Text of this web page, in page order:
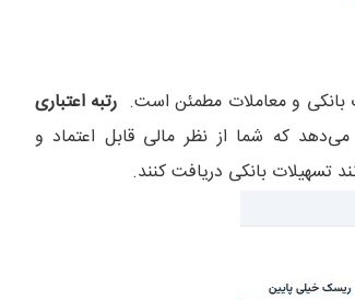
بانکی و معاملات مطمئن است. رتبه اعتباری
که شما از نظر مالی قابل اعتماد و
تسهیلات بانکی دریافت کنند.